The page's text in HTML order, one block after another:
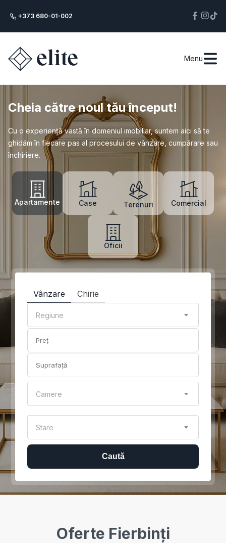
+373 680-01-002
Menu
Cheia către noul tău început!
Cu o experiență vastă în domeniul imobiliar, suntem aici să te
ghidăm în fiecare pas al procesului de vânzare, cumpărare sau
închiriere.
Apartamente Case Terenuri Comercial
Oficii
Vânzare Chirie
Regiune
Camere
Stare
Caută
Oferte Fierbinți